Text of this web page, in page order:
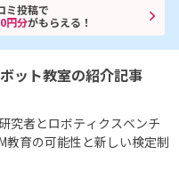
ミ投稿で
円分がもらえる！
ット教室の紹介記事
究者とロボティクスベンチ
教育の可能性と新しい検定制